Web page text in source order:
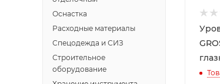
Оснастка
Расходные материалы
Спецодежда и СИЗ
Строительное
оборудование